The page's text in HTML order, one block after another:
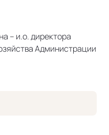
– и.о. директора
Администрации